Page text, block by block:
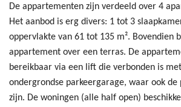
De appartementen zijn verdeeld over 4
Het aanbod is erg divers: 1 tot 3
oppervlakte van 61 tot 135 m². Bovendien
appartement over een terras. De
bereikbaar via een lift die verbonden is
ondergrondse parkeergarage, waar ook
zijn. De woningen (alle half open)